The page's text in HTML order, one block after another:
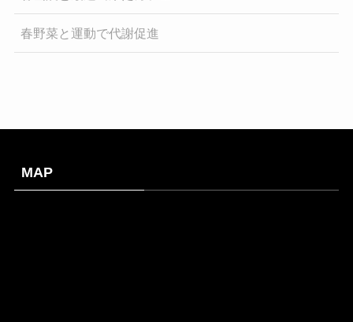
春野菜と運動で代謝促進
MAP